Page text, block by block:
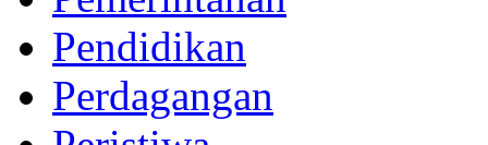
Pendidikan
Perdagangan